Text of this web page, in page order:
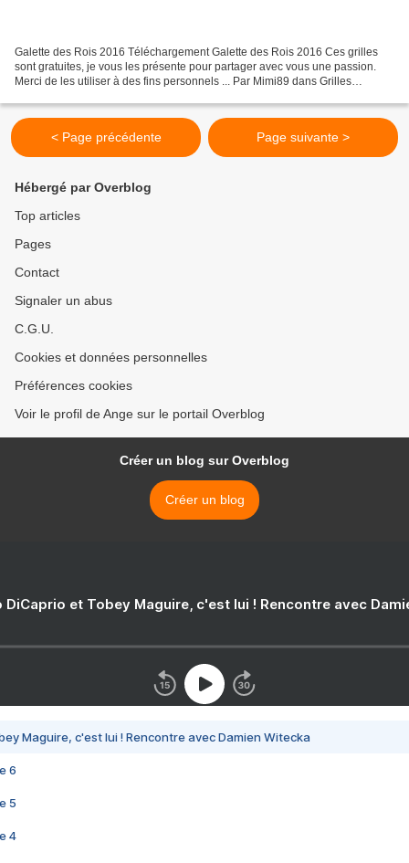
Galette des Rois 2016 Téléchargement Galette des Rois 2016 Ces grilles
sont gratuites, je vous les présente pour partager avec vous une passion.
Merci de les utiliser à des fins personnels ... Par Mimi89 dans Grilles
< Page précédente Page suivante >
Hébergé par Overblog
Top articles
Pages
Contact
Signaler un abus
C.G.U.
Cookies et données personnelles
Préférences cookies
Voir le profil de Ange sur le portail Overblog
Créer un blog sur Overblog
Créer un blog
DiCaprio et Tobey Maguire, c'est lui ! Rencontre avec
Maguire, c'est lui ! Rencontre avec Damien Witecka
6
5
4